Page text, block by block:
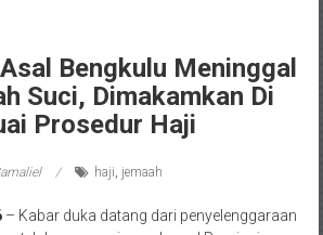
Bengkulu Meninggal
Suci, Dimakamkan Di
Prosedur Haji
haji jemaah
– Kabar duka datang dari penyelenggaraan